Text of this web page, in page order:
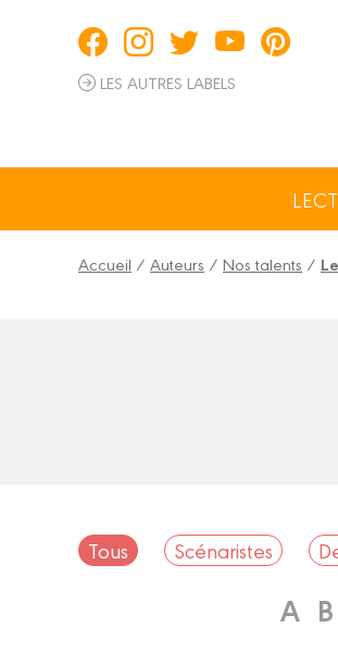
LES AUTRES LABELS
Accueil / Auteurs / Nos talents /
Tous Scénaristes
A B